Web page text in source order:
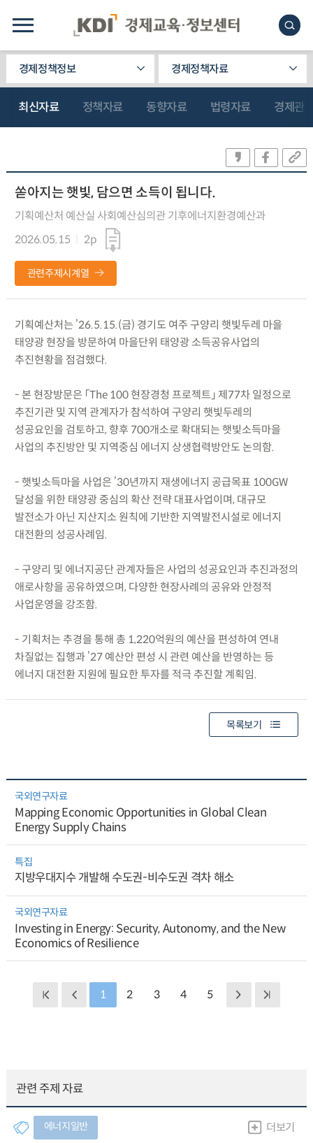
경제정책정보 경제정책자료
최신자료 정책자료 동향자료 법령자료 경제관
쏟아지는 햇빛, 담으면 소득이 됩니다.
기획예산처 예산실 사회예산심의관 기후에너지환경예산과
2026.05.15
2p
관련주제시계열
기획예산처는 ’26.5.15.(금) 경기도 여주 구양리 햇빛두레 마을
태양광 현장을 방문하여 마을단위 태양광 소득공유사업의
추진현황을 점검했다.
- 본 현장방문은 「The 100 현장경청 프로젝트」 제77차 일정으로
추진기관 및 지역 관계자가 참석하여 구양리 햇빛두레의
성공요인을 검토하고, 향후 700개소로 확대되는 햇빛소득마을
사업의 추진방안 및 지역중심 에너지 상생협력방안도 논의함.
- 햇빛소득마을 사업은 ’30년까지 재생에너지 공급목표 100GW
달성을 위한 태양광 중심의 확산 전략 대표사업이며, 대규모
발전소가 아닌 지산지소 원칙에 기반한 지역발전시설로 에너지
대전환의 성공사례임.
- 구양리 및 에너지공단 관계자들은 사업의 성공요인과 추진과정의
애로사항을 공유하였으며, 다양한 현장사례의 공유와 안정적
사업운영을 강조함.
- 기획처는 추경을 통해 총 1,220억원의 예산을 편성하여 연내
차질없는 집행과 ’27 예산안 편성 시 관련 예산을 반영하는 등
에너지 대전환 지원에 필요한 투자를 적극 추진할 계획임.
목록보기
국외연구자료
Mapping Economic Opportunities in Global Clean
Energy Supply Chains
특집
지방우대지수 개발해 수도권-비수도권 격차 해소
국외연구자료
Investing in Energy: Security, Autonomy, and the New
Economics of Resilience
1 2 3 4 5
관련 주제 자료
에너지일반 더보기